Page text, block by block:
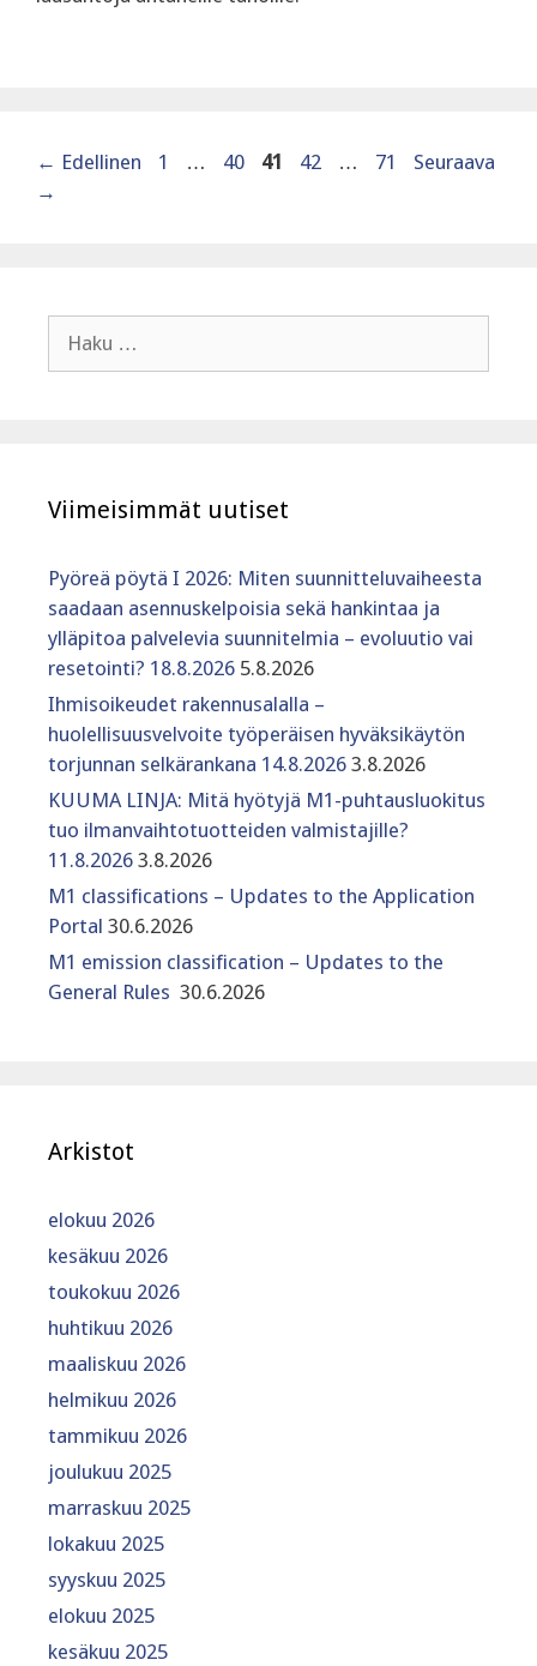
← Edellinen Sivu
1 … Sivu
40 Sivu
41 Sivu
42 … Sivu
71
Seuraava
→
Viimeisimmät uutiset
Pyöreä pöytä I 2026: Miten suunnitteluvaiheesta
saadaan asennuskelpoisia sekä hankintaa ja
ylläpitoa palvelevia suunnitelmia – evoluutio vai
resetointi? 18.8.2026 5.8.2026
Ihmisoikeudet rakennusalalla –
huolellisuusvelvoite työperäisen hyväksikäytön
torjunnan selkärankana 14.8.2026 3.8.2026
KUUMA LINJA: Mitä hyötyjä M1-puhtausluokitus
tuo ilmanvaihtotuotteiden valmistajille?
11.8.2026 3.8.2026
M1 classifications – Updates to the Application
Portal 30.6.2026
M1 emission classification – Updates to the
General Rules 30.6.2026
Arkistot
elokuu 2026
kesäkuu 2026
toukokuu 2026
huhtikuu 2026
maaliskuu 2026
helmikuu 2026
tammikuu 2026
joulukuu 2025
marraskuu 2025
lokakuu 2025
syyskuu 2025
elokuu 2025
kesäkuu 2025